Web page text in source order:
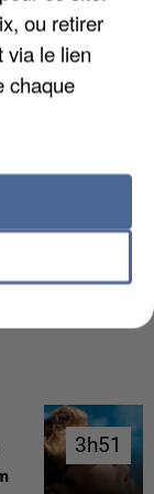
PAR UNE
3h51
3h51
ou retirer
via le lien
chaque